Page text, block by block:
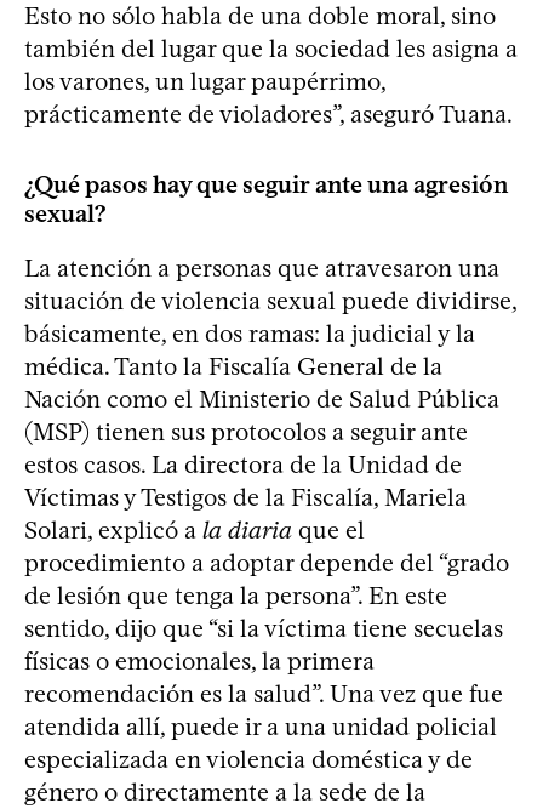
Esto no sólo habla de una doble moral, sino
también del lugar que la sociedad les asigna a
los varones, un lugar paupérrimo,
prácticamente de violadores”, aseguró Tuana.
¿Qué pasos hay que seguir ante una agresión
sexual?
La atención a personas que atravesaron una
situación de violencia sexual puede dividirse,
básicamente, en dos ramas: la judicial y la
médica. Tanto la Fiscalía General de la
Nación como el Ministerio de Salud Pública
(MSP) tienen sus protocolos a seguir ante
estos casos. La directora de la Unidad de
Víctimas y Testigos de la Fiscalía, Mariela
Solari, explicó a la diaria que el
procedimiento a adoptar depende del “grado
de lesión que tenga la persona”. En este
sentido, dijo que “si la víctima tiene secuelas
físicas o emocionales, la primera
recomendación es la salud”. Una vez que fue
atendida allí, puede ir a una unidad policial
especializada en violencia doméstica y de
género o directamente a la sede de la